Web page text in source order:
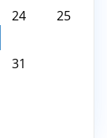
24 25
31